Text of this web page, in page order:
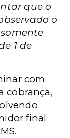
que o
o
1 de
com
cobrança,
final